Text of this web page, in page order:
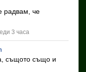
радвам, че
3 часа
същото също и